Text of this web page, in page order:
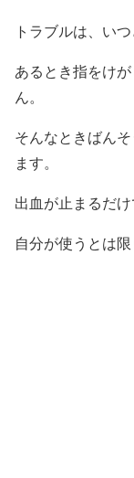
トラブルは、い
あるとき指をけ
ん。
そんなときばん
ます。
出血が止まるだ
自分が使うとは限